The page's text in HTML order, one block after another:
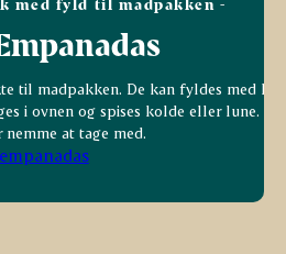
med fyld til madpakken -
til madpakken. De kan fyldes med
i ovnen og spises kolde eller lune.
at tage med.